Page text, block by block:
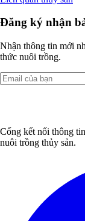
Đăng ký nhận
Nhận thông tin mới
thức nuôi trồng.
Cổng kết nối thông
nuôi trồng thủy sản.